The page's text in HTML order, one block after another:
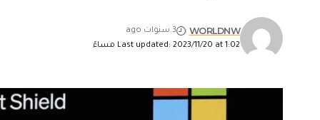
Last updated: 2023/11/20 at 1:02 مساءً
WORLDNW 3 سنوات ago